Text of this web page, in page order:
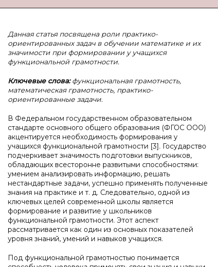
Данная статья посвящена роли практико-
ориентированных задач в обучении математике и их
значимости при формировании у учащихся
функциональной грамотности.
Ключевые слова:функциональная грамотность,
математическая грамотность, практико-
ориентированные задачи.
В Федеральном государственном образовательном
стандарте основного общего образования (ФГОС ООО)
акцентируется необходимость формирования у
учащихся функциональной грамотности [3]. Государство
подчеркивает значимость подготовки выпускников,
обладающих всесторонне развитыми способностями:
умением анализировать информацию, решать
нестандартные задачи, успешно применять полученные
знания на практике и т. д. Следовательно, одной из
ключевых целей современной школы является
формирование и развитие у школьников
функциональной грамотности. Этот аспект
рассматривается как один из основных показателей
уровня знаний, умений и навыков учащихся.
Под функциональной грамотностью понимается